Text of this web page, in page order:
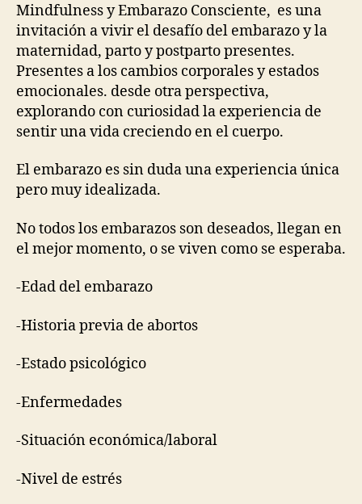
Mindfulness y Embarazo Consciente, es una
invitación a vivir el desafío del embarazo y la
maternidad, parto y postparto presentes.
Presentes a los cambios corporales y estados
emocionales. desde otra perspectiva,
explorando con curiosidad la experiencia de
sentir una vida creciendo en el cuerpo.
El embarazo es sin duda una experiencia única
pero muy idealizada.
No todos los embarazos son deseados, llegan en
el mejor momento, o se viven como se esperaba.
-Edad del embarazo
-Historia previa de abortos
-Estado psicológico
-Enfermedades
-Situación económica/laboral
-Nivel de estrés